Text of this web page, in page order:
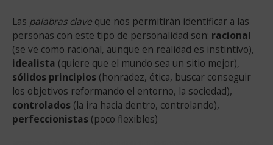
Las palabras clave que nos permitirán identificar a las
personas con este tipo de personalidad son: racional
(se ve como racional, aunque en realidad es instintivo),
idealista (quiere que el mundo sea un sitio mejor),
sólidos principios (honradez, ética, buscar conseguir
los objetivos reformando el entorno, la sociedad),
controlados (la ira hacia dentro, controlando),
perfeccionistas (poco flexibles)